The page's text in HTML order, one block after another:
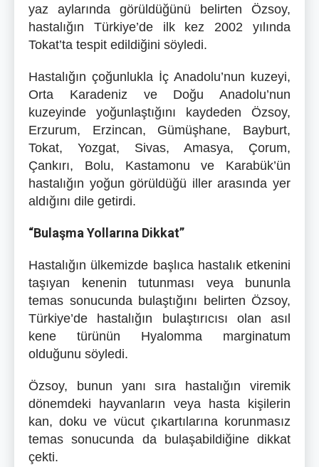
yaz aylarında görüldüğünü belirten Özsoy,
hastalığın Türkiye’de ilk kez 2002 yılında
Tokat’ta tespit edildiğini söyledi.
Hastalığın çoğunlukla İç Anadolu’nun kuzeyi,
Orta Karadeniz ve Doğu Anadolu’nun
kuzeyinde yoğunlaştığını kaydeden Özsoy,
Erzurum, Erzincan, Gümüşhane, Bayburt,
Tokat, Yozgat, Sivas, Amasya, Çorum,
Çankırı, Bolu, Kastamonu ve Karabük’ün
hastalığın yoğun görüldüğü iller arasında yer
aldığını dile getirdi.
“Bulaşma Yollarına Dikkat”
Hastalığın ülkemizde başlıca hastalık etkenini
taşıyan kenenin tutunması veya bununla
temas sonucunda bulaştığını belirten Özsoy,
Türkiye’de hastalığın bulaştırıcısı olan asıl
kene türünün Hyalomma marginatum
olduğunu söyledi.
Özsoy, bunun yanı sıra hastalığın viremik
dönemdeki hayvanların veya hasta kişilerin
kan, doku ve vücut çıkartılarına korunmasız
temas sonucunda da bulaşabildiğine dikkat
çekti.